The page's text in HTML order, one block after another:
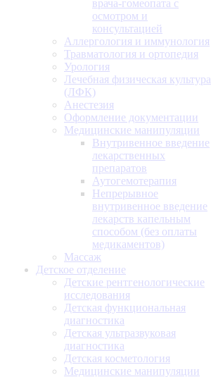
врача-гомеопата с
осмотром и
консультацией
Аллергология и иммунология
Травматология и ортопедия
Урология
Лечебная физическая культура
(ЛФК)
Анестезия
Оформление документации
Медицинские манипуляции
Внутривенное введение
лекарственных
препаратов
Аутогемотерапия
Непрерывное
внутривенное введение
лекарств капельным
способом (без оплаты
медикаментов)
Массаж
Детское отделение
Детские рентгенологические
исследования
Детская функциональная
диагностика
Детская ультразвуковая
диагностика
Детская косметология
Медицинские манипуляции